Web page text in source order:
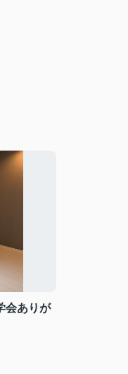
会ありが